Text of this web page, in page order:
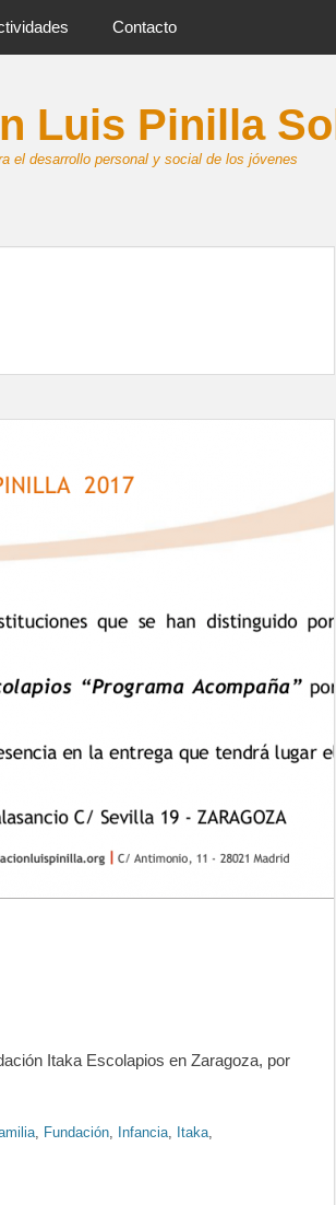
Contacto
Luis Pinilla
el desarrollo personal y social de los jóvenes
Itaka Escolapios en Zaragoza, por
, Fundación, Infancia, Itaka,